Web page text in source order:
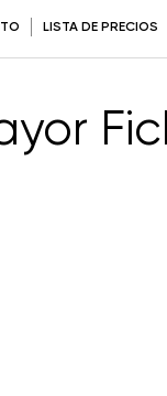
LISTA DE PRECIOS